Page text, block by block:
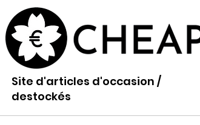
Site d'articles d'occasion /
destockés